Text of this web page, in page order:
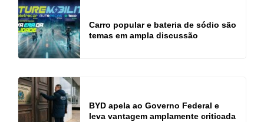
Carro popular e bateria de sódio são
temas em ampla discussão
BYD apela ao Governo Federal e
leva vantagem amplamente criticada